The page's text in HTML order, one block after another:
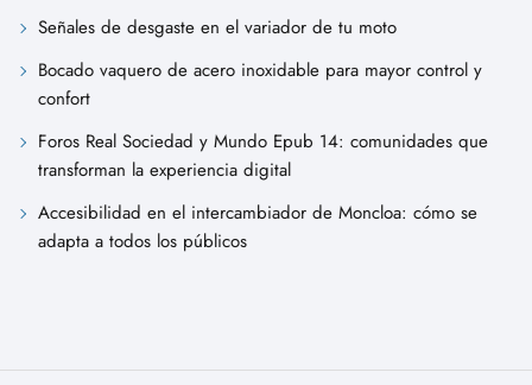
Señales de desgaste en el variador de tu moto
Bocado vaquero de acero inoxidable para mayor control y
confort
Foros Real Sociedad y Mundo Epub 14: comunidades que
transforman la experiencia digital
Accesibilidad en el intercambiador de Moncloa: cómo se
adapta a todos los públicos